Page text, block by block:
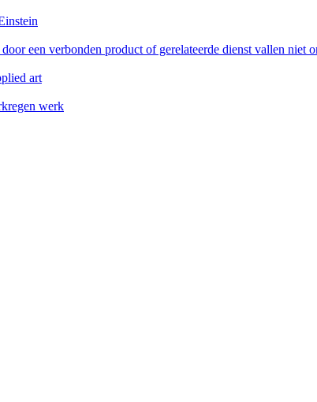
een verbonden product of gerelateerde dienst vallen niet
art
werk